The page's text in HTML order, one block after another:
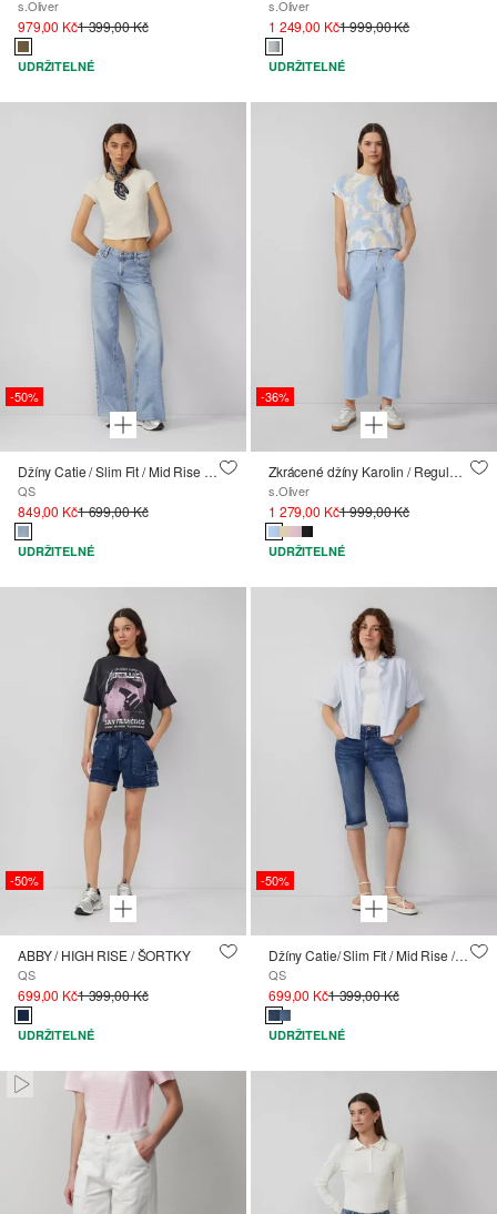
s.Oliver
979,00 Kč1 399,00 Kč
UDRŽITELNÉ
s.Oliver
1 249,00 Kč1 999,00 Kč
UDRŽITELNÉ
-50%
Džíny Catie / Slim Fit / Mid Rise / Wide Leg ; QS x Vanessa Mai
QS
849,00 Kč1 699,00 Kč
UDRŽITELNÉ
-36%
Zkrácené džíny Karolin / Regular Fit / Mid Rise / Straight Leg / nezačištěný okraj
s.Oliver
1 279,00 Kč1 999,00 Kč
UDRŽITELNÉ
-50%
ABBY / HIGH RISE / ŠORTKY
QS
699,00 Kč1 399,00 Kč
UDRŽITELNÉ
-50%
Džíny Catie/ Slim Fit / Mid Rise / capri délka
QS
699,00 Kč1 399,00 Kč
UDRŽITELNÉ
Paused • Muted